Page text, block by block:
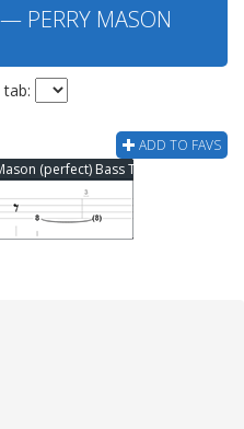
PERRY MASON
tab:
ADD TO FAVS
(perfect) Bass Tab